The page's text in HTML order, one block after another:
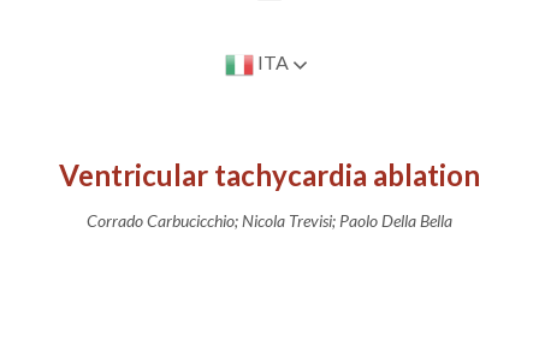
ITA
Ventricular tachycardia ablation
Corrado Carbucicchio; Nicola Trevisi; Paolo Della Bella